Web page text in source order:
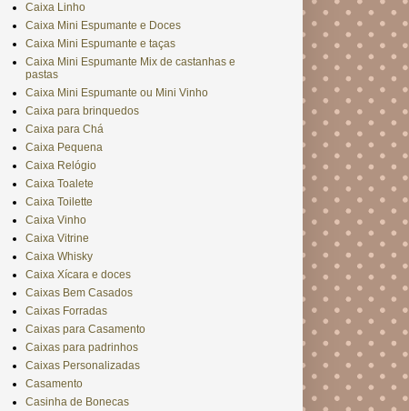
Caixa Linho
Caixa Mini Espumante e Doces
Caixa Mini Espumante e taças
Caixa Mini Espumante Mix de castanhas e
pastas
Caixa Mini Espumante ou Mini Vinho
Caixa para brinquedos
Caixa para Chá
Caixa Pequena
Caixa Relógio
Caixa Toalete
Caixa Toilette
Caixa Vinho
Caixa Vitrine
Caixa Whisky
Caixa Xícara e doces
Caixas Bem Casados
Caixas Forradas
Caixas para Casamento
Caixas para padrinhos
Caixas Personalizadas
Casamento
Casinha de Bonecas